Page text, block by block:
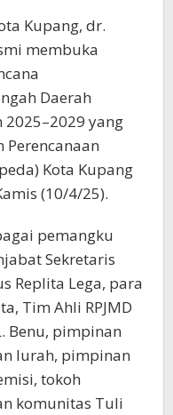
Kupang, dr.
membuka
Daerah
2025–2029 yang
Kota Kupang
(10/4/25).
pemangku
Sekretaris
Replita Lega, para
Tim Ahli RPJMD
Benu, pimpinan
lurah, pimpinan
tokoh
komunitas Tuli